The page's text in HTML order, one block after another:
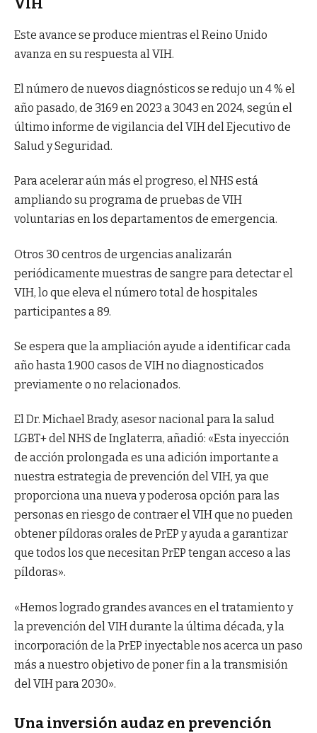
VIH
Este avance se produce mientras el Reino Unido
avanza en su respuesta al VIH.
El número de nuevos diagnósticos se redujo un 4 % el
año pasado, de 3169 en 2023 a 3043 en 2024, según el
último informe de vigilancia del VIH del Ejecutivo de
Salud y Seguridad.
Para acelerar aún más el progreso, el NHS está
ampliando su programa de pruebas de VIH
voluntarias en los departamentos de emergencia.
Otros 30 centros de urgencias analizarán
periódicamente muestras de sangre para detectar el
VIH, lo que eleva el número total de hospitales
participantes a 89.
Se espera que la ampliación ayude a identificar cada
año hasta 1.900 casos de VIH no diagnosticados
previamente o no relacionados.
El Dr. Michael Brady, asesor nacional para la salud
LGBT+ del NHS de Inglaterra, añadió: «Esta inyección
de acción prolongada es una adición importante a
nuestra estrategia de prevención del VIH, ya que
proporciona una nueva y poderosa opción para las
personas en riesgo de contraer el VIH que no pueden
obtener píldoras orales de PrEP y ayuda a garantizar
que todos los que necesitan PrEP tengan acceso a las
píldoras».
«Hemos logrado grandes avances en el tratamiento y
la prevención del VIH durante la última década, y la
incorporación de la PrEP inyectable nos acerca un paso
más a nuestro objetivo de poner fin a la transmisión
del VIH para 2030».
Una inversión audaz en prevención